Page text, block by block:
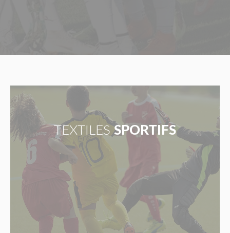
TEXTILES SPORTIFS